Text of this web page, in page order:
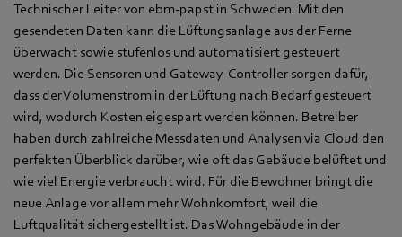
Technischer Leiter von ebm‑papst in Schweden. Mit den
gesendeten Daten kann die Lüftungsanlage aus der Ferne
überwacht sowie stufenlos und automatisiert gesteuert
werden. Die Sensoren und Gateway-Controller sorgen dafür,
dass der Volumenstrom in der Lüftung nach Bedarf gesteuert
wird, wodurch Kosten eigespart werden können. Betreiber
haben durch zahlreiche Messdaten und Analysen via Cloud den
perfekten Überblick darüber, wie oft das Gebäude belüftet und
wie viel Energie verbraucht wird. Für die Bewohner bringt die
neue Anlage vor allem mehr Wohnkomfort, weil die
Luftqualität sichergestellt ist. Das Wohngebäude in der